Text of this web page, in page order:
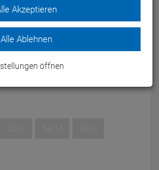
bringst Du Dich an Deine
Rekorde.
LIGHT GREY
Akzeptieren
Alle Ablehnen
öffnen